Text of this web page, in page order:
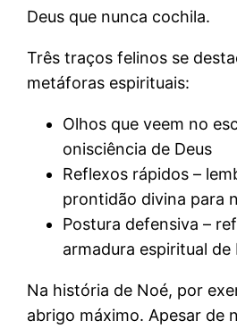
Deus que nunca cochila.
Três traços felinos se
metáforas espirituais:
Olhos que veem no
onisciência de Deus
Reflexos rápidos –
prontidão divina para
Postura defensiva –
armadura espiritual de
Na história de Noé, por
abrigo máximo. Apesar de